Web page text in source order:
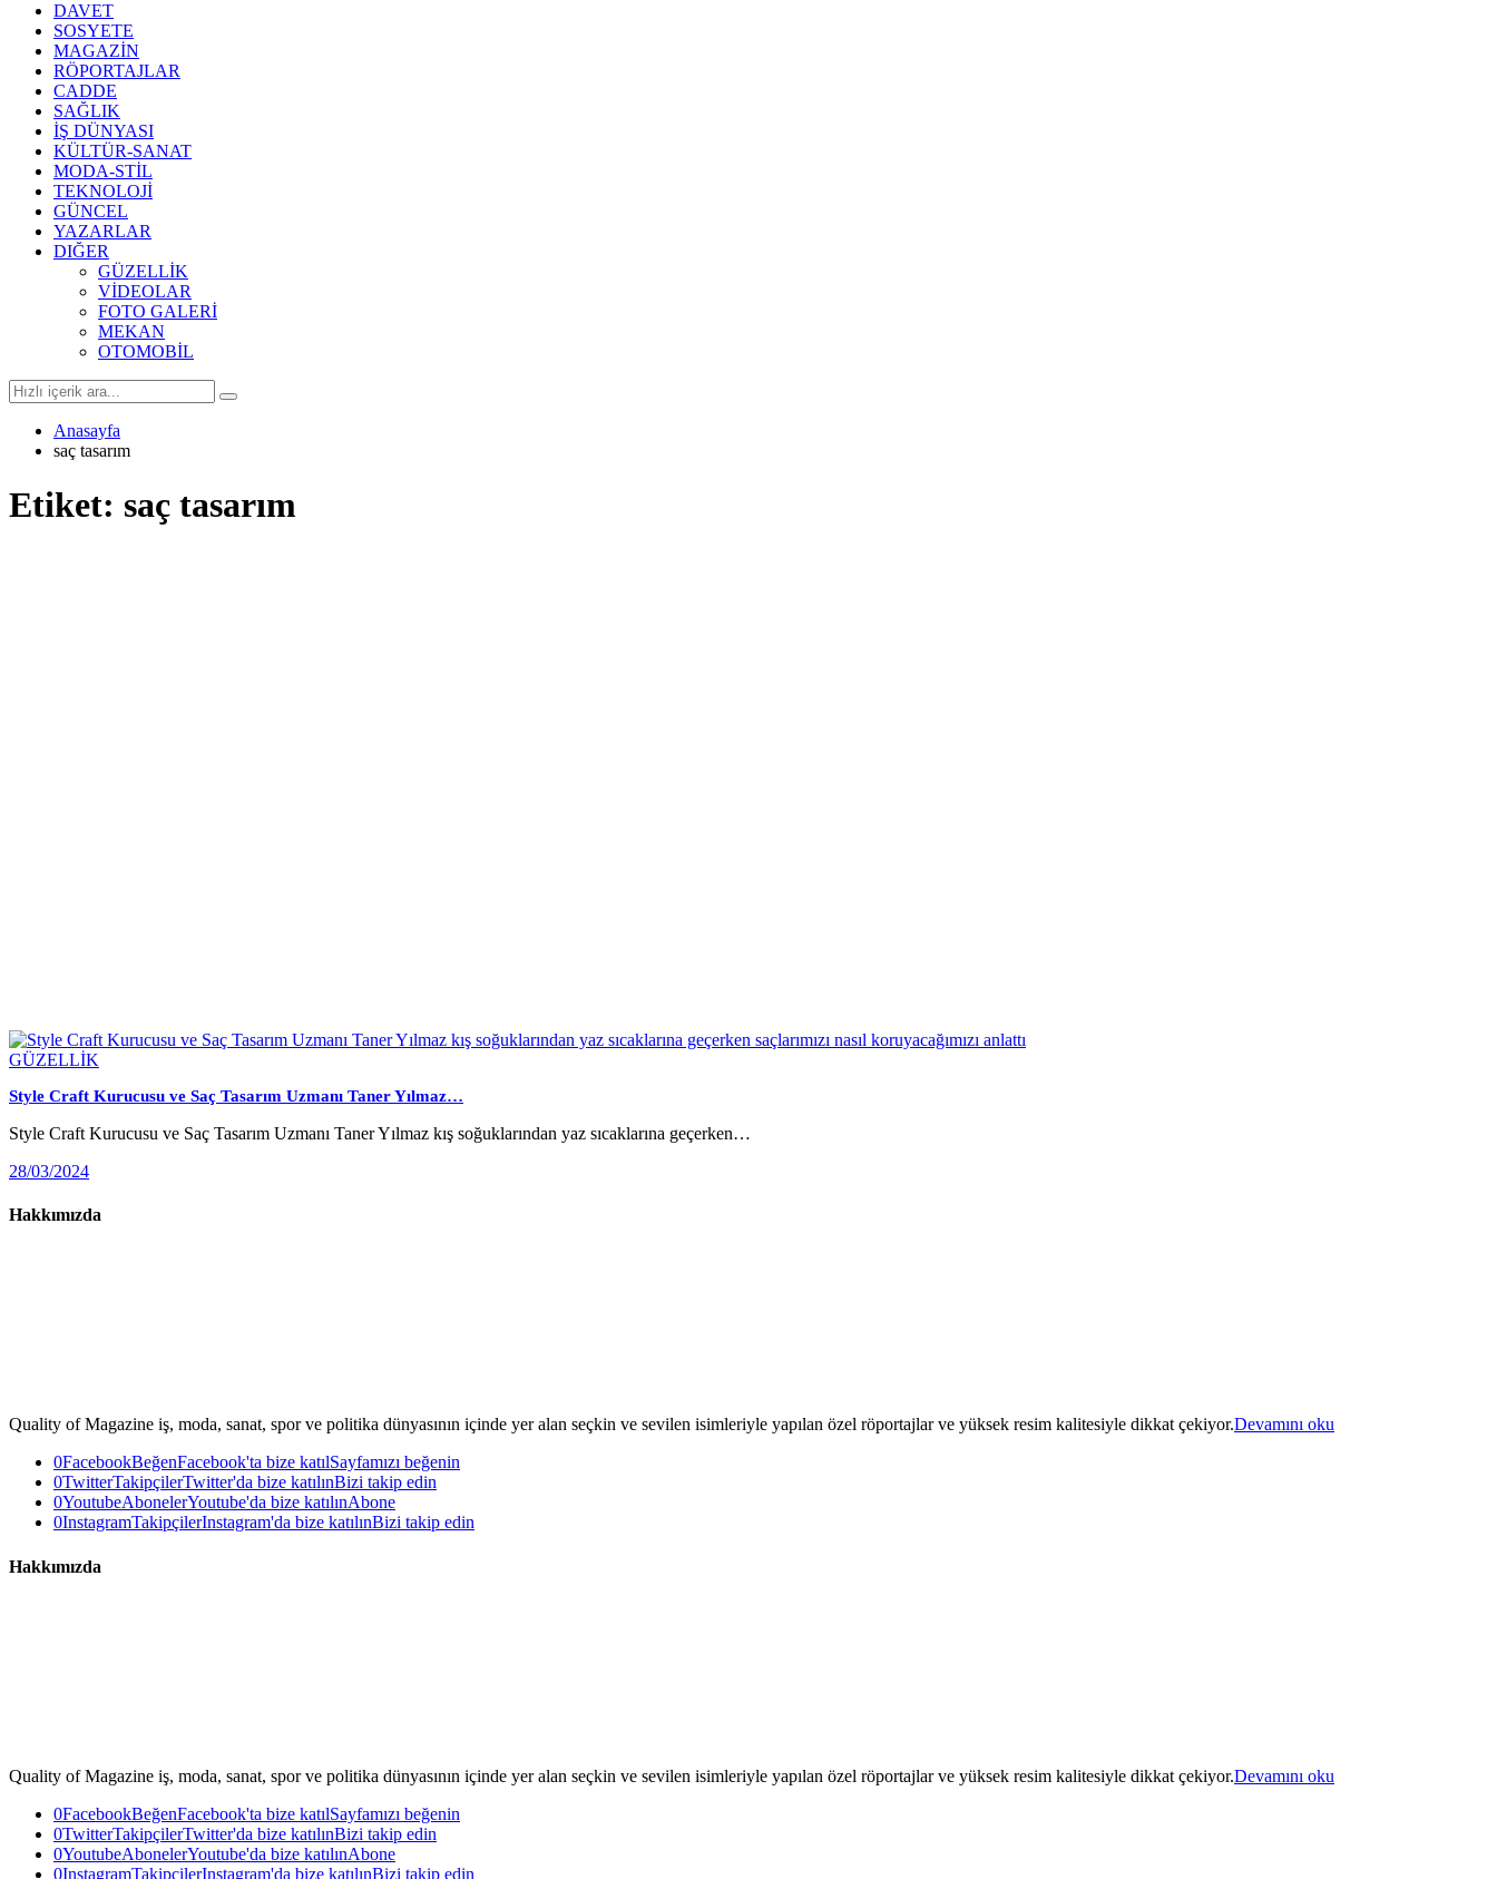
DAVET
SOSYETE
MAGAZİN
RÖPORTAJLAR
CADDE
SAĞLIK
İŞ DÜNYASI
KÜLTÜR-SANAT
MODA-STİL
TEKNOLOJİ
GÜNCEL
YAZARLAR
DIĞER
GÜZELLİK
VİDEOLAR
FOTO GALERİ
MEKAN
OTOMOBİL
Anasayfa
saç tasarım
Etiket: saç tasarım
GÜZELLİK
Style Craft Kurucusu ve Saç Tasarım Uzmanı Taner Yılmaz…
Style Craft Kurucusu ve Saç Tasarım Uzmanı Taner Yılmaz kış soğuklarından yaz sıcaklarına geçerken…
28/03/2024
Hakkımızda
Quality of Magazine iş, moda, sanat, spor ve politika dünyasının içinde yer alan seçkin ve sevilen isimleriyle yapılan özel röportajlar ve yüksek resim kalitesiyle dikkat çekiyor.Devamını oku
0FacebookBeğenFacebook'ta bize katılSayfamızı beğenin
0TwitterTakipçilerTwitter'da bize katılınBizi takip edin
0YoutubeAbonelerYoutube'da bize katılınAbone
0InstagramTakipçilerInstagram'da bize katılınBizi takip edin
Hakkımızda
Quality of Magazine iş, moda, sanat, spor ve politika dünyasının içinde yer alan seçkin ve sevilen isimleriyle yapılan özel röportajlar ve yüksek resim kalitesiyle dikkat çekiyor.Devamını oku
0FacebookBeğenFacebook'ta bize katılSayfamızı beğenin
0TwitterTakipçilerTwitter'da bize katılınBizi takip edin
0YoutubeAbonelerYoutube'da bize katılınAbone
0InstagramTakipçilerInstagram'da bize katılınBizi takip edin